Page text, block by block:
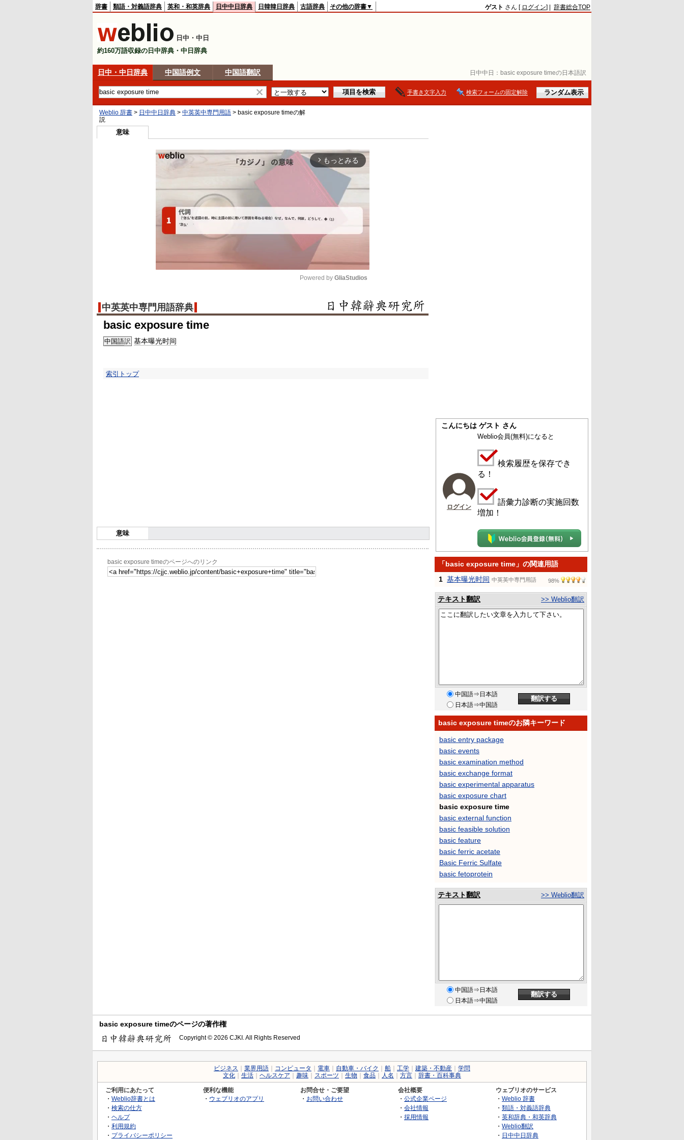
日中中日： basic exposure timeの日本語訳
辞書 類語・対義語辞典 英和・和英辞典 日中中日辞典 日韓韓日辞典 古語辞典 その他の辞書▼ ゲスト さん [ ログイン] | 辞書総合TOP
日中・中日
約160万語収録の日中辞典・中日辞典
日中・中日辞典 中国語例文 中国語翻訳
手書き文字入力 検索フォームの固定解除
Weblio 辞書 > 日中中日辞典 > 中英英中専門用語 > basic exposure timeの解
説
意味
arrow_forward_ios もっとみる
Mute
Powered by GliaStudios
中英英中専門用語辞典
basic exposure time
中国語訳 基本曝光时间
索引トップ
意味
basic exposure timeのページへのリンク
こんにちは ゲスト さん
ログイン
Weblio会員(無料)になると
検索履歴を保存でき
る！
語彙力診断の実施回数
増加！
「basic exposure time」の関連用語
1 基本曝光时间 中英英中専門用語 98%
テキスト翻訳 >> Weblio翻訳
中国語⇒日本語
日本語⇒中国語
basic exposure timeのお隣キーワード
basic entry package
basic events
basic examination method
basic exchange format
basic experimental apparatus
basic exposure chart
basic exposure time
basic external function
basic feasible solution
basic feature
basic ferric acetate
Basic Ferric Sulfate
basic fetoprotein
テキスト翻訳 >> Weblio翻訳
中国語⇒日本語
日本語⇒中国語
basic exposure timeのページの著作権
Copyright © 2026 CJKI. All Rights Reserved
ビジネス 業界用語 コンピュータ 電車 自動車・バイク 船 工学 建築・不動産
学問
文化
生活 ヘルスケア 趣味 スポーツ 生物 食品 人名 方言 辞書・百科事典
ご利用にあたって
・ Weblio辞書とは
・ 検索の仕方
・ ヘルプ
・ 利用規約
・ プライバシーポリシー
便利な機能
・ ウェブリオのアプリ
お問合せ・ご要望
・ お問い合わせ
会社概要
・ 公式企業ページ
・ 会社情報
・ 採用情報
ウェブリオのサービス
・ Weblio 辞書
・ 類語・対義語辞典
・ 英和辞典・和英辞典
・ Weblio翻訳
・ 日中中日辞典